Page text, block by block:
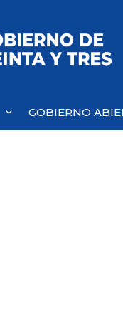
GOBIERNO